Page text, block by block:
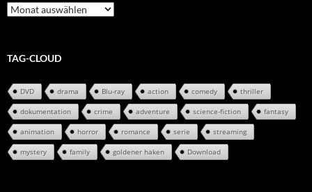
Review-
Archiv
TAG-CLOUD
DVD drama Blu-ray action comedy thriller
dokumentation crime adventure science-fiction fantasy
animation horror romance serie streaming
mystery family goldener haken Download